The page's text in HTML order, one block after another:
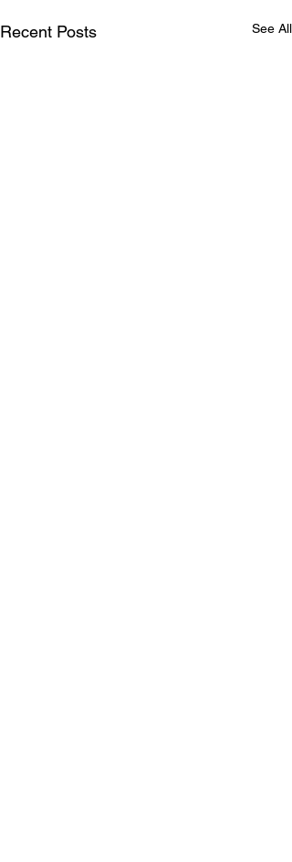
Recent Posts See All